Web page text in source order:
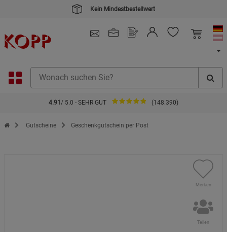
Kein Mindestbestellwert
4.91 / 5.0 - SEHR GUT (148.390)
Zur Startseite des Kopp Verlag Online-Shop
Gutscheine Geschenkgutschein per Post
Merken
Teilen